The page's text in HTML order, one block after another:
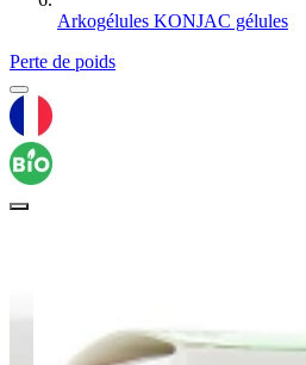
Arkogélules KONJAC gélules
Perte de poids